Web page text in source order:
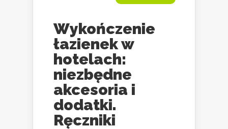
Wykończenie
łazienek w
hotelach:
niezbędne
akcesoria i
dodatki.
Ręczniki